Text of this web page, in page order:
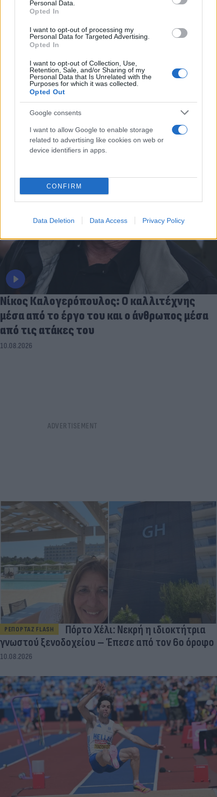
Personal Data.
Opted In
I want to opt-out of processing my
Personal Data for Targeted Advertising.
Opted In
I want to opt-out of Collection, Use,
Retention, Sale, and/or Sharing of my
Personal Data that Is Unrelated with the
Purposes for which it was collected.
Opted Out
Google consents
I want to allow Google to enable storage
related to advertising like cookies on web or
device identifiers in apps.
CONFIRM
Data Deletion Data Access Privacy Policy
FLASH FOCUS
Νίκος Καλογερόπουλος: Ο καλλιτέχνης
μέσα από το έργο του και ο άνθρωπος μέσα
από τις ατάκες του
10.08.2026
ΡΕΠΟΡΤΑΖ FLASH
Πόρτο Χέλι: Νεκρή η ιδιοκτήτρια
γνωστού ξενοδοχείου – Έπεσε από τον 6ο όροφο
10.08.2026